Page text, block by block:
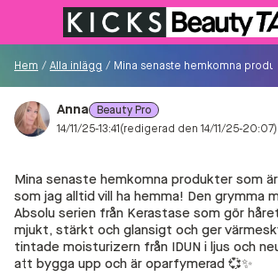
Till KICKS.se
Besökare
Logga in/Registrera
Sök i communityt...
Hem / Alla inlägg / Mina senaste hemkomna
Anna
Beauty Pro
14/11/25-13:41(redigerad den 14/11/25-20:07)
Mina senaste hemkomna produkter som
som jag alltid vill ha hemma! Den grymma
Absolu serien från Kerastase som gör
mjukt, stärkt och glansigt och ger
tintade moisturizern från IDUN i ljus och
att bygga upp och är oparfymerad 💞✨